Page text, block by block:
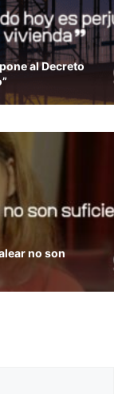
al Decreto
no son